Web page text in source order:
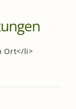
Ort</li>